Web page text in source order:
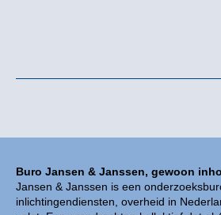
Buro Jansen & Janssen, gewoon
Jansen & Janssen is een
inlichtingendiensten, overheid in